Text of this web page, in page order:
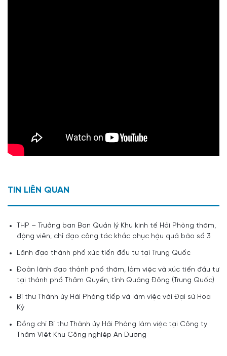
TIN LIÊN QUAN
THP – Trưởng ban Ban Quản lý Khu kinh tế Hải Phòng thăm,
động viên, chỉ đạo công tác khắc phục hậu quả bão số 3
Lãnh đạo thành phố xúc tiến đầu tư tại Trung Quốc
Đoàn lãnh đạo thành phố thăm, làm việc và xúc tiến đầu tư
tại thành phố Thâm Quyến, tỉnh Quảng Đông (Trung Quốc)
Bí thư Thành ủy Hải Phòng tiếp và làm việc với Đại sứ Hoa
Kỳ
Đồng chí Bí thư Thành ủy Hải Phòng làm việc tại Công ty
Thâm Việt Khu Công nghiệp An Dương